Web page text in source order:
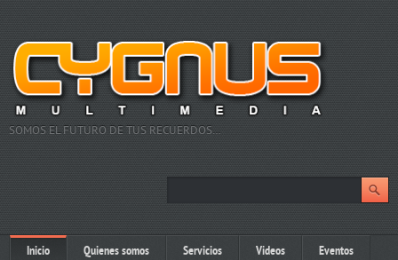
SOMOS EL FUTURO DE TUS RECUERDOS…
Inicio Quienes somos Servicios Videos Eventos